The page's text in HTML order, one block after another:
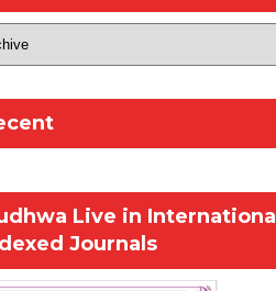
Live in International
Journals